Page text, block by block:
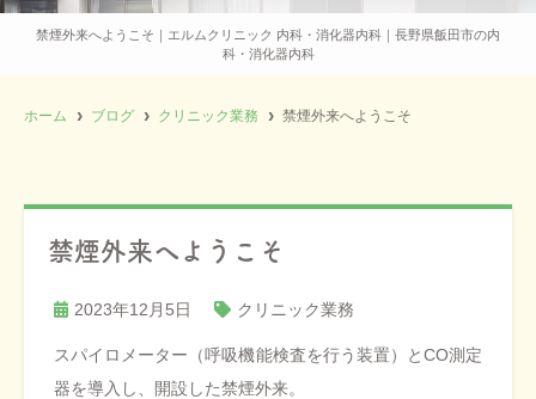
禁煙外来へようこそ｜エルムクリニック 内科・消化器内科｜長野県飯田市の内
科・消化器内科
ホーム ブログ クリニック業務 禁煙外来へようこそ
禁煙外来へようこそ
2023年12月5日 クリニック業務
スパイロメーター（呼吸機能検査を行う装置）とCO測定
器を導入し、開設した禁煙外来。